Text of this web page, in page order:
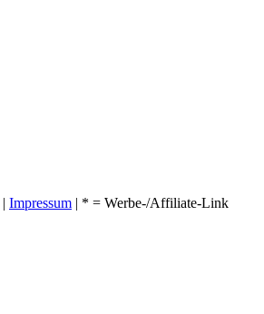
| Impressum | * = Werbe-/Affiliate-Link